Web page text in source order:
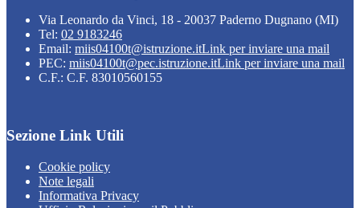
Via Leonardo da Vinci, 18 - 20037 Paderno Dugnano (MI)
Tel: 02 9183246
Email: miis04100t@istruzione.itLink per inviare una mail
PEC: miis04100t@pec.istruzione.itLink per inviare una mail
C.F.: C.F. 83010560155
Sezione Link Utili
Cookie policy
Note legali
Informativa Privacy